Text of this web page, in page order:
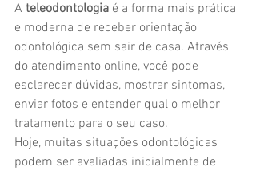
A teleodontologia é a forma mais prática
e moderna de receber orientação
odontológica sem sair de casa. Através
do atendimento online, você pode
esclarecer dúvidas, mostrar sintomas,
enviar fotos e entender qual o melhor
tratamento para o seu caso.
Hoje, muitas situações odontológicas
podem ser avaliadas inicialmente de